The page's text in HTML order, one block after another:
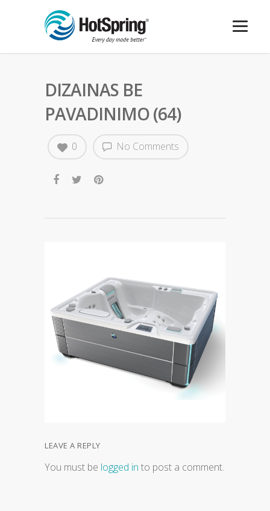
DIZAINAS BE
PAVADINIMO (64)
No Comments
0
LEAVE A REPLY
You must be logged in to post a comment.